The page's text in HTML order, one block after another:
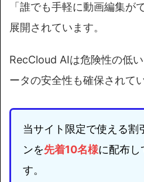
「誰でも手軽に動画編集が
展開されています。
RecCloud AIは危険性の低
ータの安全性も確保されて
当サイト限定で使える割
ンを先着10名様に配布し
す。